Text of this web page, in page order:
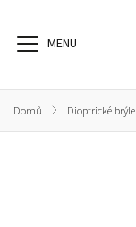
Domů / Dioptrické brýle